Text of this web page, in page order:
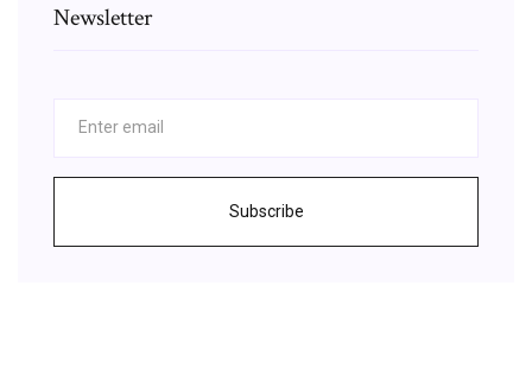
Newsletter
Subscribe